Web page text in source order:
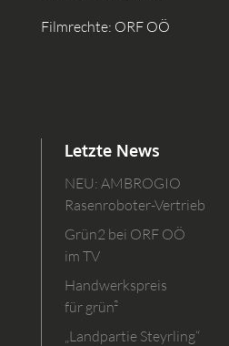
Filmrechte: ORF OÖ
Letzte News
NEU: AMBROGIO
Rasenroboter-Vertrieb
Grün2 bei ORF OÖ
im TV
Handwerkspreis
für grün²
„Landpartie Steyrling“